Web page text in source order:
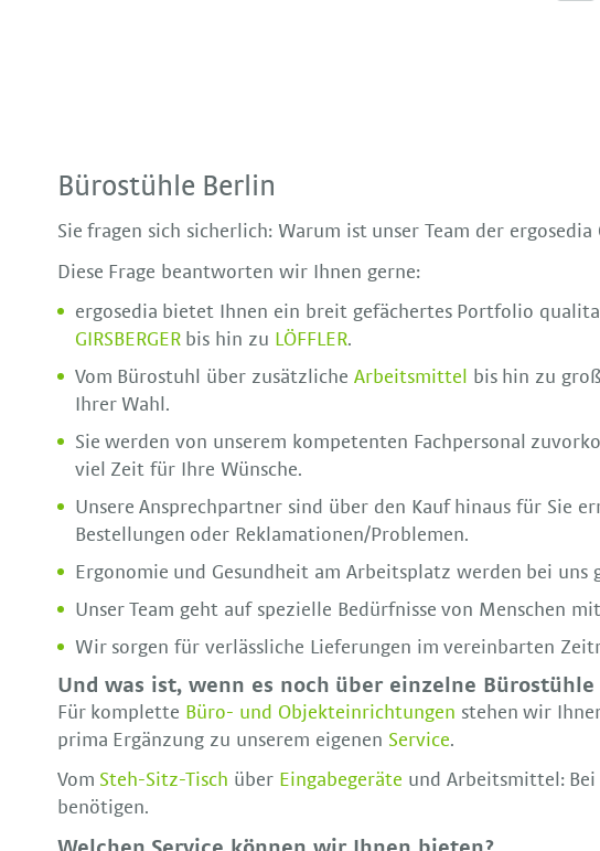
Bürostühle Berlin
Sie fragen sich sicherlich: Warum ist unser Team der
Diese Frage beantworten wir Ihnen gerne:
ergosedia bietet Ihnen ein breit gefächertes Portfolio
GIRSBERGERbis hin zu LÖFFLER.
Vom Bürostuhl über zusätzliche Arbeitsmittel bis hin zu
Ihrer Wahl.
Sie werden von unserem kompetenten Fachpersonal
viel Zeit für Ihre Wünsche.
Unsere Ansprechpartner sind über den Kauf hinaus für Sie
Bestellungen oder Reklamationen/Problemen.
Ergonomie und Gesundheit am Arbeitsplatz werden bei uns
Unser Team geht auf spezielle Bedürfnisse von Menschen
Wir sorgen für verlässliche Lieferungen im vereinbarten
Und was ist, wenn es noch über einzelne
Für komplette Büro- und Objekteinrichtungen stehen wir
prima Ergänzung zu unserem eigenen Service.
Vom Steh-Sitz-Tisch über Eingabegeräte und Arbeitsmittel:
benötigen.